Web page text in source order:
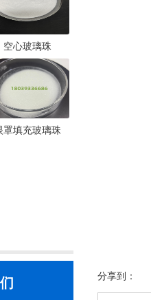
空心玻璃珠
罩填充玻璃珠
分享到：